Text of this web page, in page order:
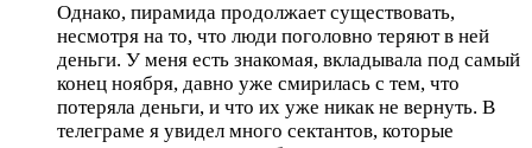
Однако, пирамида продолжает существовать,
несмотря на то, что люди поголовно теряют в ней
деньги. У меня есть знакомая, вкладывала под самый
конец ноября, давно уже смирилась с тем, что
потеряла деньги, и что их уже никак не вернуть. В
телеграме я увидел много сектантов, которые